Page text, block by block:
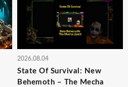
2026.08.04
State Of Survival: New
Behemoth – The Mecha